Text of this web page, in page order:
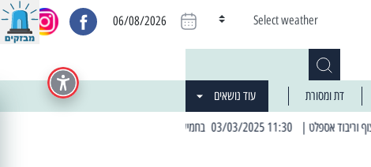
Select weather
06/08/2026
דת ומסורת עוד נושאים
| 11:30 03/03/2025 בחמישי הקרוב: הרחובות בהם תהיה הפסקת חשמל יזומה